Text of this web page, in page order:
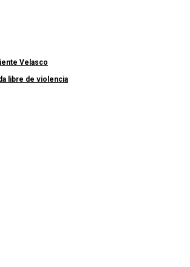
Velasco
libre de violencia